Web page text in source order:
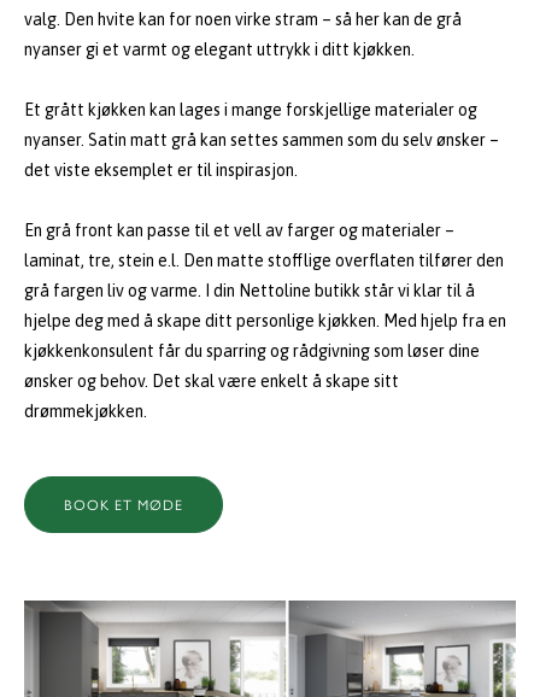
valg. Den hvite kan for noen virke stram – så her kan de grå
nyanser gi et varmt og elegant uttrykk i ditt kjøkken.
Et grått kjøkken kan lages i mange forskjellige materialer og
nyanser. Satin matt grå kan settes sammen som du selv ønsker –
det viste eksemplet er til inspirasjon.
En grå front kan passe til et vell av farger og materialer –
laminat, tre, stein e.l. Den matte stofflige overflaten tilfører den
grå fargen liv og varme. I din Nettoline butikk står vi klar til å
hjelpe deg med å skape ditt personlige kjøkken. Med hjelp fra en
kjøkkenkonsulent får du sparring og rådgivning som løser dine
ønsker og behov. Det skal være enkelt å skape sitt
drømmekjøkken.
BOOK ET MØDE